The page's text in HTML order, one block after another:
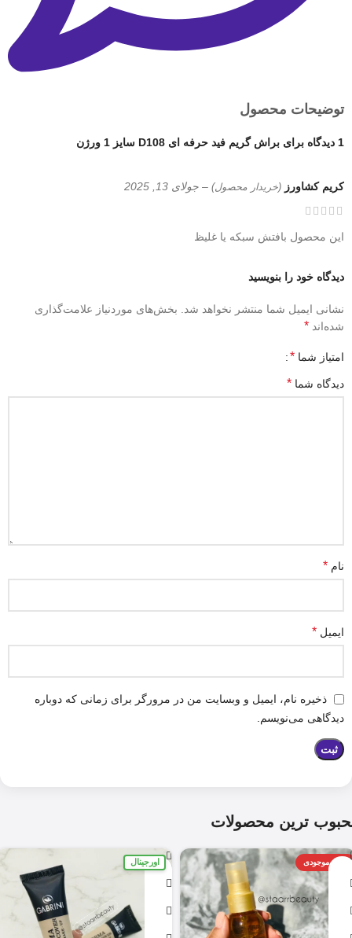
توضیحات محصول
1 دیدگاه برای براش گریم فید حرفه ای D108 سایز 1 ورژن
کریم کشاورز (خریدار محصول) – جولای 13, 2025
این محصول بافتش سبکه یا غلیظ
دیدگاه خود را بنویسید
نشانی ایمیل شما منتشر نخواهد شد.
بخش‌های موردنیاز علامت‌گذاری
شده‌اند *
امتیاز شما *
دیدگاه شما *
نام *
ایمیل *
ذخیره نام، ایمیل و وبسایت من در مرورگر برای زمانی که دوباره
دیدگاهی می‌نویسم.
ترین محصولات
اتمام موجودی اورجینال